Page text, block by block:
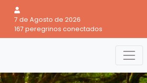
7 de Agosto de 2026
167 peregrinos conectados